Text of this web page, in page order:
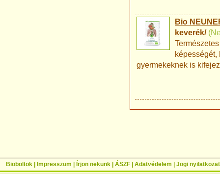
Bio
keverék/ (
képességét,
gyermekeknek is
Bioboltok Impresszum Írjon nekünk ÁSZF Adatvédelem Jogi nyilatkozat